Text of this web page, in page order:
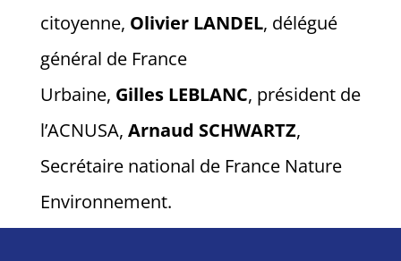
citoyenne, Olivier LANDEL, délégué
général de France
Urbaine, Gilles LEBLANC, président de
l’ACNUSA, Arnaud SCHWARTZ,
Secrétaire national de France Nature
Environnement.